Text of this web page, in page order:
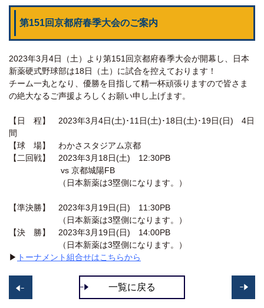
第151回京都府春季大会のご案内
2023年3月4日（土）より第151回京都府春季大会が開幕し、日本
新薬硬式野球部は18日（土）に試合を控えております！
チーム一丸となり、優勝を目指して精一杯頑張りますので皆さま
の絶大なるご声援よろしくお願い申し上げます。
【日 程】 2023年3月4日(土)･11日(土)･18日(土)･19日(日) 4日
間
【球 場】 わかさスタジアム京都
【二回戦】 2023年3月18日(土) 12:30PB
vs 京都城陽FB
（日本新薬は3塁側になります。）
【準決勝】 2023年3月19日(日) 11:30PB
（日本新薬は3塁側になります。）
【決 勝】 2023年3月19日(日) 14:00PB
（日本新薬は3塁側になります。）
▶ トーナメント組合せはこちらから
一覧に戻る